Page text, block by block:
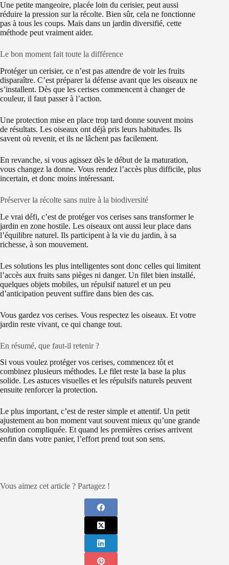
Une petite mangeoire, placée loin du cerisier, peut aussi
réduire la pression sur la récolte. Bien sûr, cela ne fonctionne
pas à tous les coups. Mais dans un jardin diversifié, cette
méthode peut vraiment aider.
Le bon moment fait toute la différence
Protéger un cerisier, ce n’est pas attendre de voir les fruits
disparaître. C’est préparer la défense avant que les oiseaux ne
s’installent. Dès que les cerises commencent à changer de
couleur, il faut passer à l’action.
Une protection mise en place trop tard donne souvent moins
de résultats. Les oiseaux ont déjà pris leurs habitudes. Ils
savent où revenir, et ils ne lâchent pas facilement.
En revanche, si vous agissez dès le début de la maturation,
vous changez la donne. Vous rendez l’accès plus difficile, plus
incertain, et donc moins intéressant.
Préserver la récolte sans nuire à la biodiversité
Le vrai défi, c’est de protéger vos cerises sans transformer le
jardin en zone hostile. Les oiseaux ont aussi leur place dans
l’équilibre naturel. Ils participent à la vie du jardin, à sa
richesse, à son mouvement.
Les solutions les plus intelligentes sont donc celles qui limitent
l’accès aux fruits sans pièges ni danger. Un filet bien installé,
quelques objets mobiles, un répulsif naturel et un peu
d’anticipation peuvent suffire dans bien des cas.
Vous gardez vos cerises. Vous respectez les oiseaux. Et votre
jardin reste vivant, ce qui change tout.
En résumé, que faut-il retenir ?
Si vous voulez protéger vos cerises, commencez tôt et
combinez plusieurs méthodes. Le filet reste la base la plus
solide. Les astuces visuelles et les répulsifs naturels peuvent
ensuite renforcer la protection.
Le plus important, c’est de rester simple et attentif. Un petit
ajustement au bon moment vaut souvent mieux qu’une grande
solution compliquée. Et quand les premières cerises arrivent
enfin dans votre panier, l’effort prend tout son sens.
Vous aimez cet article ? Partagez !